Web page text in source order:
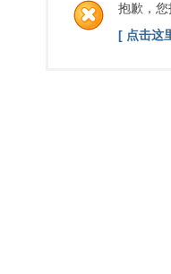
抱歉，
[ 点击这